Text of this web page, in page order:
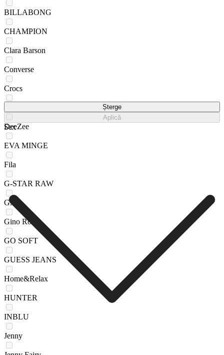
BILLABONG
CHAMPION
Clara Barson
Converse
Crocs
DeeZee
EVA MINGE
Fila
G-STAR RAW
GAP
Gino Rossi
GO SOFT
GUESS JEANS
Home&Relax
HUNTER
INBLU
Jenny
Șterge
Aplică
Sex